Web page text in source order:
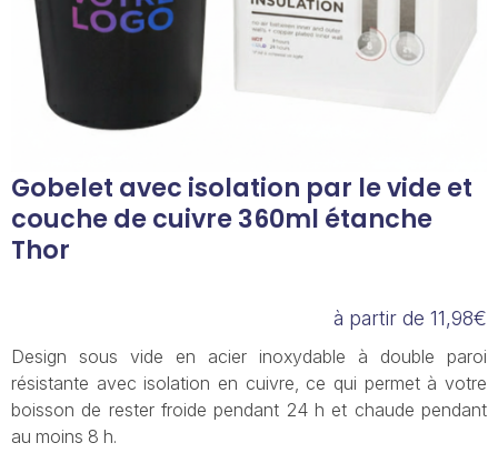
Gobelet avec isolation par le vide et
couche de cuivre 360ml étanche
Thor
à partir de 11,98€
Design sous vide en acier inoxydable à double paroi
résistante avec isolation en cuivre, ce qui permet à votre
boisson de rester froide pendant 24 h et chaude pendant
au moins 8 h.